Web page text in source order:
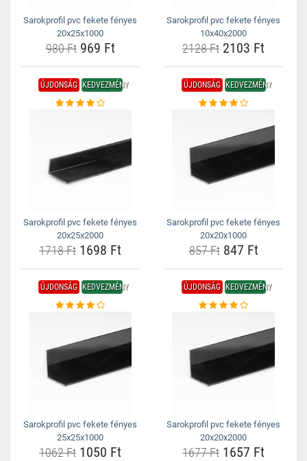
Sarokprofil pvc fekete fényes
20x25x1000
980 Ft969 Ft
Sarokprofil pvc fekete fényes
10x40x2000
2128 Ft 2103 Ft
ÚJDONSÁG KEDVEZMÉNY
Sarokprofil pvc fekete fényes
20x25x2000
1718 Ft 1698 Ft
ÚJDONSÁG KEDVEZMÉNY
Sarokprofil pvc fekete fényes
20x20x1000
857 Ft847 Ft
ÚJDONSÁG KEDVEZMÉNY
Sarokprofil pvc fekete fényes
25x25x1000
1062 Ft 1050 Ft
ÚJDONSÁG KEDVEZMÉNY
Sarokprofil pvc fekete fényes
20x20x2000
1677 Ft 1657 Ft